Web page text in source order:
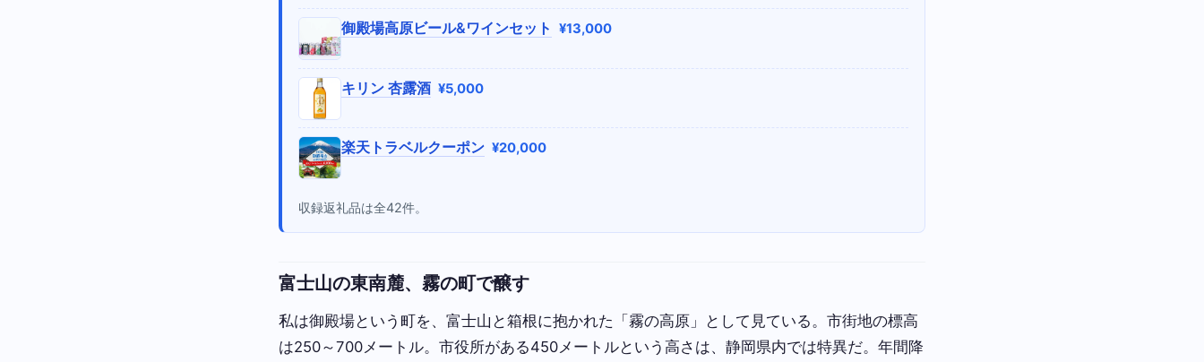
御殿場高原ビール&ワインセット ¥13,000
キリン 杏露酒 ¥5,000
楽天トラベルクーポン ¥20,000
収録返礼品は全42件。
富士山の東南麓、霧の町で醸す
私は御殿場という町を、富士山と箱根に抱かれた「霧の高原」として見ている。市街地の標高
は250～700メートル。市役所がある450メートルという高さは、静岡県内では特異だ。年間降